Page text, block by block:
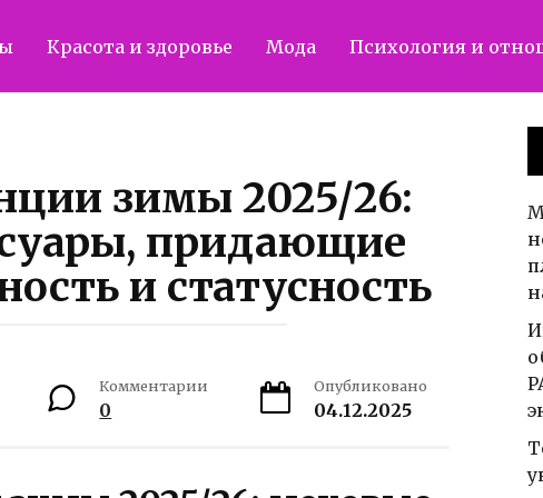
Красота и здоровье Мода Психология и
зимы 2025/26:
придающие
и статусность
Комментарии
0
Опубликовано
04.12.2025